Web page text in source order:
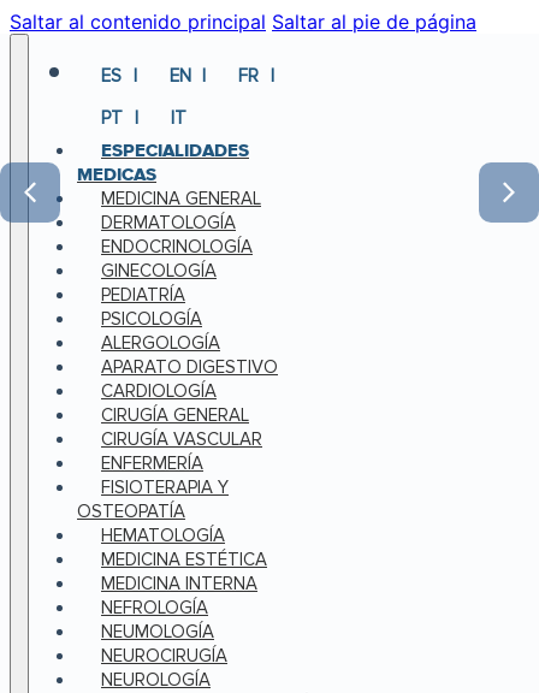
Saltar al contenido principal Saltar al pie de página
ES EN
FR
PT
IT
ESPECIALIDADES
MEDICAS
MEDICINA GENERAL
DERMATOLOGÍA
ENDOCRINOLOGÍA
GINECOLOGÍA
PEDIATRÍA
PSICOLOGÍA
ALERGOLOGÍA
APARATO DIGESTIVO
CARDIOLOGÍA
CIRUGÍA GENERAL
CIRUGÍA VASCULAR
ENFERMERÍA
FISIOTERAPIA Y
OSTEOPATÍA
HEMATOLOGÍA
MEDICINA ESTÉTICA
MEDICINA INTERNA
NEFROLOGÍA
NEUMOLOGÍA
NEUROCIRUGÍA
NEUROLOGÍA